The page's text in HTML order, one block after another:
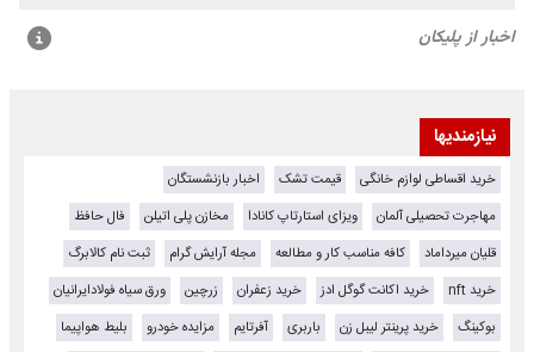
نیازمندیها
خرید اقساطی لوازم خانگی قیمت تشک
اخبار بازنشستگان
مهاجرت تحصیلی آلمان
ویزای استارتاپ کانادا مخازن پلی اتیلن
فال حافظ
قلیان میرداماد
کافه مناسب کار و مطالعه مجله آرایش گرام
ثبت نام کالابرگ
خرید nft
خرید اکانت گوگل ادز خرید زعفران زرچین
ورق سیاه فولادایرانیان
بوکینگ
خرید پرینتر لیبل زن باربری آفرتایم مزایده خودرو
بلیط هواپیما